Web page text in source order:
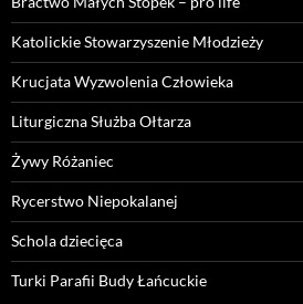
Katolickie Stowarzyszenie Młodzieży
Krucjata Wyzwolenia Człowieka
Liturgiczna Służba Ołtarza
Żywy Różaniec
Rycerstwo Niepokalanej
Schola dziecięca
Turki Parafii Budy Łańcuckie